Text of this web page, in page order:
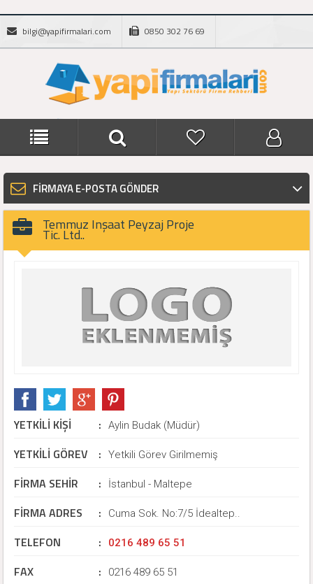
bilgi@yapifirmalari.com 0850 302 76 69
FİRMAYA E-POSTA GÖNDER
Temmuz Inşaat Peyzaj Proje
Tic. Ltd..
YETKİLİ KİŞİ : Aylin Budak (Müdür)
YETKİLİ GÖREV : Yetkili Görev Girilmemiş
FİRMA SEHİR : İstanbul - Maltepe
FİRMA ADRES : Cuma Sok. No:7/5 İdealtep..
TELEFON : 0216 489 65 51
FAX : 0216 489 65 51